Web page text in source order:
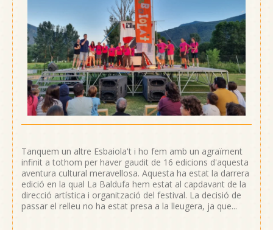
Tanquem un altre Esbaiola't i ho fem amb un agraïment
infinit a tothom per haver gaudit de 16 edicions d'aquesta
aventura cultural meravellosa. Aquesta ha estat la darrera
edició en la qual La Baldufa hem estat al capdavant de la
direcció artística i organització del festival. La decisió de
passar el relleu no ha estat presa a la lleugera, ja que...